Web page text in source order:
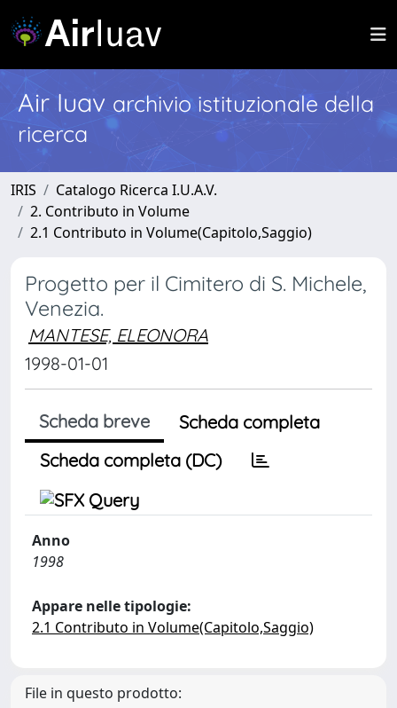
Air Iuav archivio istituzionale della
ricerca
IRIS
Catalogo Ricerca I.U.A.V.
2. Contributo in Volume
2.1 Contributo in Volume(Capitolo,Saggio)
Progetto per il Cimitero di S. Michele,
Venezia.
MANTESE, ELEONORA
1998-01-01
Scheda breve
Scheda completa
Scheda completa (DC)
Anno
1998
Appare nelle tipologie:
2.1 Contributo in Volume(Capitolo,Saggio)
File in questo prodotto: